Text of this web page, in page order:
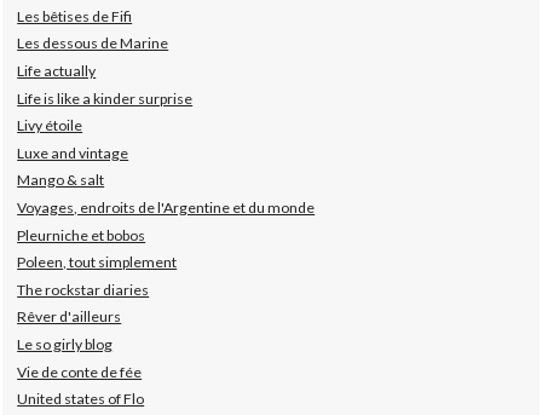
Les bêtises de Fifi
Les dessous de Marine
Life actually
Life is like a kinder surprise
Livy étoile
Luxe and vintage
Mango & salt
Voyages, endroits de l'Argentine et du monde
Pleurniche et bobos
Poleen, tout simplement
The rockstar diaries
Rêver d'ailleurs
Le so girly blog
Vie de conte de fée
United states of Flo